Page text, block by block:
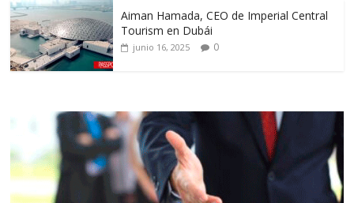
Aiman Hamada, CEO de Imperial Central
Tourism en Dubái
junio 16, 2025 0